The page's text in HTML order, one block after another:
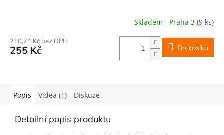
Skladem - Praha 3 (9 ks)
210,74 Kč bez DPH
255 Kč Do košíku
Popis Videa (1) Diskuze
Detailní popis produktu